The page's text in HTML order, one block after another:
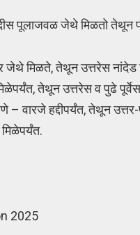
पूलाजवळ जेथे मिळतो तेथून
जेथे मिळते, तेथून उत्तरेस नांदेड
तेथून उत्तरेस व पुढे
– वारजे हद्दीपर्यंत, तेथून